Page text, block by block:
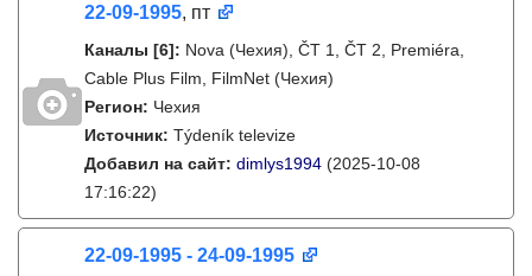
22-09-1995, пт
Каналы [6]: Nova (Чехия), ČT 1, ČT 2, Premiéra,
Cable Plus Film, FilmNet (Чехия)
Регион: Чехия
Источник: Týdeník televize
Добавил на сайт: dimlys1994 (2025-10-08
17:16:22)
22-09-1995 - 24-09-1995